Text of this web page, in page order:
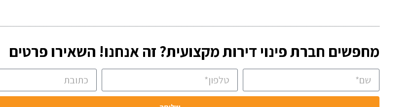
מחפשים חברת פינוי דירות מקצועית? זה אנחנו! השאירו פרטים